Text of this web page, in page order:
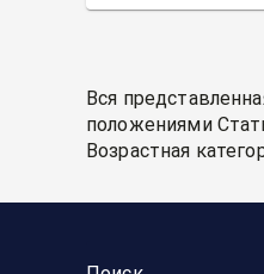
Вся
положениями
Возрастная